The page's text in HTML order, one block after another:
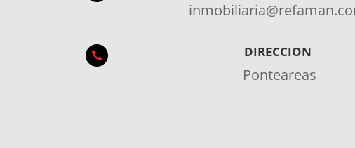
 DIRECCION
Ponteareas